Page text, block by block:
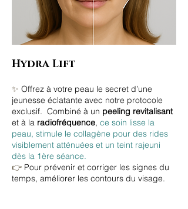
Hydra Lift
✨ Offrez à votre peau le secret d’une
jeunesse éclatante avec notre protocole
exclusif. Combiné à un peeling revitalisant
et à la radiofréquence, ce soin lisse la
peau, stimule le collagène pour des rides
visiblement atténuées et un teint rajeuni
dès la 1ère séance.
👉 Pour prévenir et corriger les signes du
temps, améliorer les contours du visage.